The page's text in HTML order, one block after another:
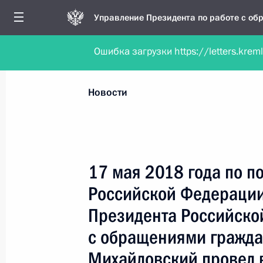
Управление Президента по работе с
Обратиться в форме электронного
Все новости
Новости личного приёма
Поручения, данные по результатам
приёма
Новости
17 мая 2018 года по
Российской
Президента
с обращениями
Ошибка загрузки https://